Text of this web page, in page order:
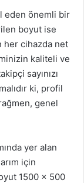
eden önemli bir
boyut ise
cihazda net
kaliteli ve
sayınızı
ki, profil
genel
yer alan
için
1500 x 500